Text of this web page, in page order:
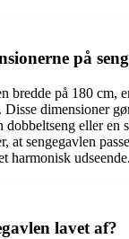
på
bredde på 180 cm,
Disse dimensioner
dobbeltseng eller en
at sengegavlen
harmonisk udseende.
lavet af?